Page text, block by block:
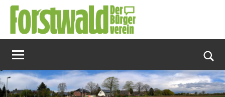
Zum
Inhalt
springen